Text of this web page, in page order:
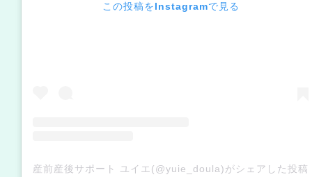
この投稿をInstagramで見る
産前産後サポート ユイエ(@yuie_doula)がシェアした投稿